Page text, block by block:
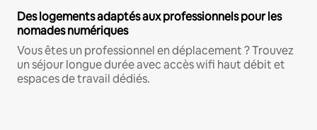
Des logements adaptés aux professionnels pour les
nomades numériques
Vous êtes un professionnel en déplacement ? Trouvez
un séjour longue durée avec accès wifi haut débit et
espaces de travail dédiés.